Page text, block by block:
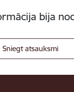
bija
Sniegt atsauksmi